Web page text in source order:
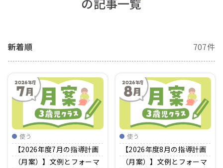
ことば遊び
自然遊び
隙間時間
伝承遊び
衛生
役立ち
資格・スキルアップ
壁紙
おたより文例
年間カリキュラム
園情報
Goods
クリエイター
新着順 707件
使う
【2026年度7月の指導計画
（月案）】文例とフォーマ
使う
【2026年度8月の指導計画
（月案）】文例とフォーマ